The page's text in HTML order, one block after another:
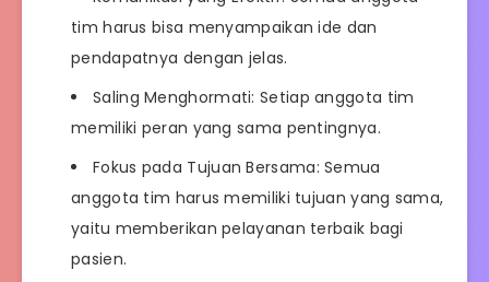
tim harus bisa menyampaikan ide dan
pendapatnya dengan jelas.
Saling Menghormati: Setiap anggota tim
memiliki peran yang sama pentingnya.
Fokus pada Tujuan Bersama: Semua
anggota tim harus memiliki tujuan yang sama,
yaitu memberikan pelayanan terbaik bagi
pasien.